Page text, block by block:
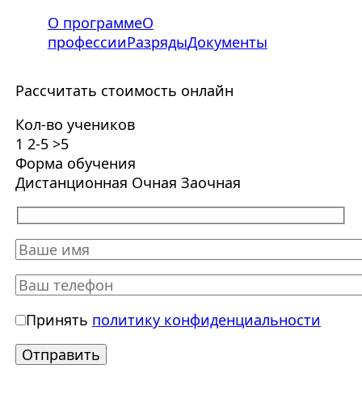
О программеО
профессииРазрядыДокументы
Рассчитать стоимость онлайн
Кол-во учеников
1 2-5 >5
Форма обучения
Дистанционная Очная Заочная
Принять политику конфиденциальности